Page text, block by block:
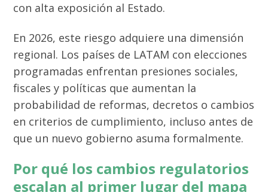
con alta exposición al Estado.
En 2026, este riesgo adquiere una dimensión
regional. Los países de LATAM con elecciones
programadas enfrentan presiones sociales,
fiscales y políticas que aumentan la
probabilidad de reformas, decretos o cambios
en criterios de cumplimiento, incluso antes de
que un nuevo gobierno asuma formalmente.
Por qué los cambios regulatorios
escalan al primer lugar del mapa